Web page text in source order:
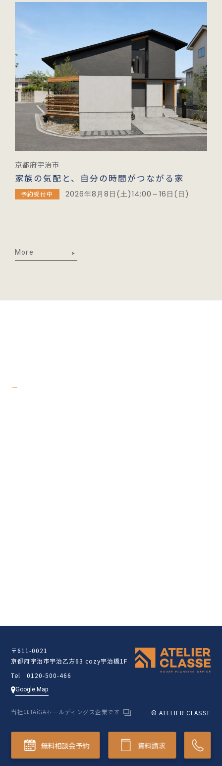
京都府宇治市
家族の気配と、自分の時間がつながる家
予約受付中 2026年8月8日(土)14:00～16日(日)
More
〒611-0021
京都府宇治市宇治乙方63 cozy宇治橋1F
Tel 0120-500-466
Google Map
当社はTAiGAホールディングス企業です © ATELIER CLASSE
無料相談会予約 資料請求